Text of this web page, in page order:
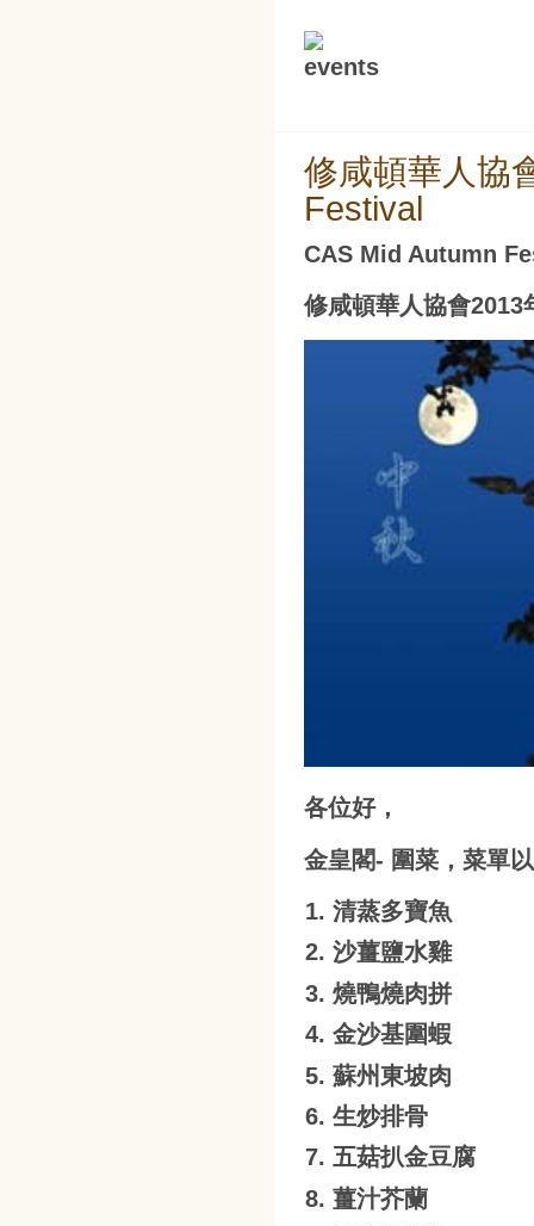
修咸頓華人協
Festival
CAS Mid Autumn
修咸頓華人協會2013
各位好，
金皇閣- 圍菜，菜單
清蒸多寶魚
沙薑鹽水雞
燒鴨燒肉拼
金沙基圍蝦
蘇州東坡肉
生炒排骨
五菇扒金豆腐
薑汁芥蘭